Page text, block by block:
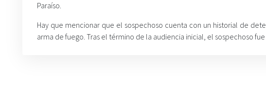
Paraíso.
Hay que mencionar que el sospechoso cuenta con un historial de
arma de fuego. Tras el término de la audiencia inicial, el sospechoso